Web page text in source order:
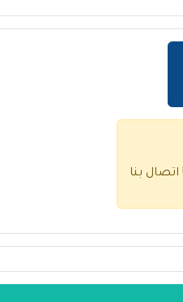
اتصال بنا